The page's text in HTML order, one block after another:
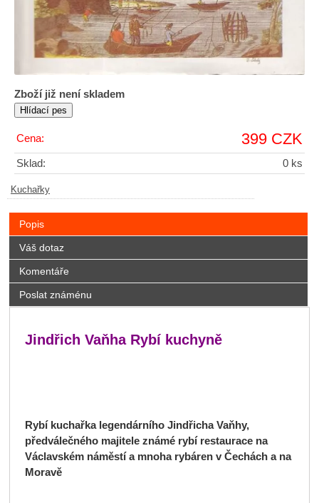
Zboží již není skladem
Cena: 399 CZK
Sklad: 0 ks
Kuchařky
Popis
Váš dotaz
Komentáře
Poslat známénu
Jindřich Vaňha Rybí kuchyně
Rybí kuchařka legendárního Jindřicha Vaňhy,
předválečného majitele známé rybí restaurace na
Václavském náměstí a mnoha rybáren v Čechách a na
Moravě